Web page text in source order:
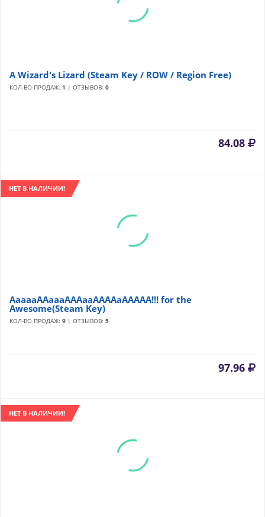
A Wizard's Lizard (Steam Key / ROW / Region Free)
КОЛ-ВО ПРОДАЖ: 1 | ОТЗЫВОВ: 0
84.08
НЕТ В НАЛИЧИИ!
AaaaaAAaaaAAAaaAAAAaAAAAA!!! for the
Awesome(Steam Key)
КОЛ-ВО ПРОДАЖ: 9 | ОТЗЫВОВ: 5
97.96
НЕТ В НАЛИЧИИ!